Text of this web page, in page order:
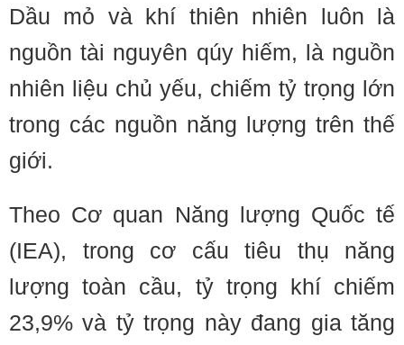
Dầu mỏ và khí thiên nhiên luôn là
nguồn tài nguyên qúy hiếm, là nguồn
nhiên liệu chủ yếu, chiếm tỷ trọng lớn
trong các nguồn năng lượng trên thế
giới.
Theo Cơ quan Năng lượng Quốc tế
(IEA), trong cơ cấu tiêu thụ năng
lượng toàn cầu, tỷ trọng khí chiếm
23,9% và tỷ trọng này đang gia tăng